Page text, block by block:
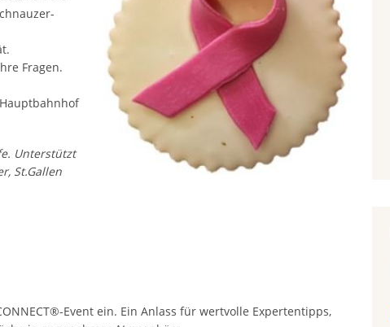
Fragen.
Hauptbahnhof
Unterstützt
St.Gallen
Event ein. Ein Anlass für wertvolle Expertentipps,